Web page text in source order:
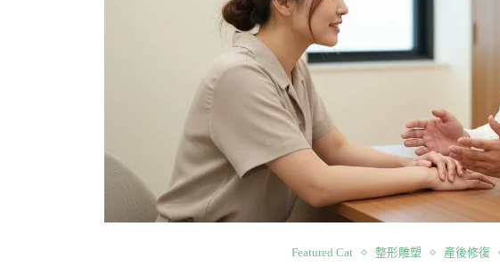
Featured Cat 整形雕塑 產後修復